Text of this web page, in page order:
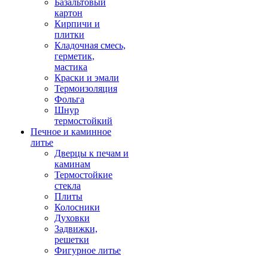
Базальтовый
картон
Кирпичи и
плитки
Кладочная смесь,
герметик,
мастика
Краски и эмали
Термоизоляция
Фольга
Шнур
термостойкий
Печное и каминное
литье
Дверцы к печам и
каминам
Термостойкие
стекла
Плиты
Колосники
Духовки
Задвижки,
решетки
Фигурное литье